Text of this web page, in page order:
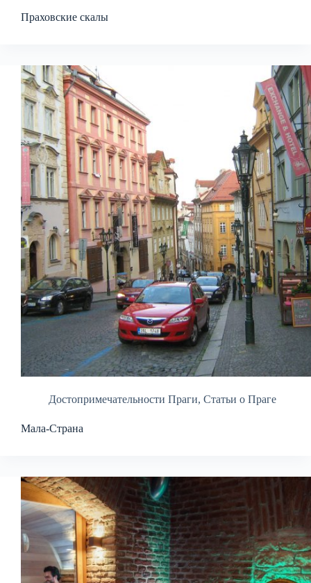
Праховские скалы
Достопримечательности Праги, Статьи о Праге
Мала-Страна